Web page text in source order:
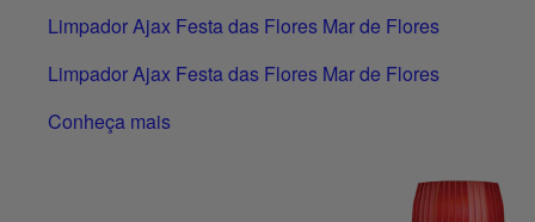
Limpador Ajax Festa das Flores Mar de Flores
Limpador Ajax Festa das Flores Mar de Flores
Conheça mais